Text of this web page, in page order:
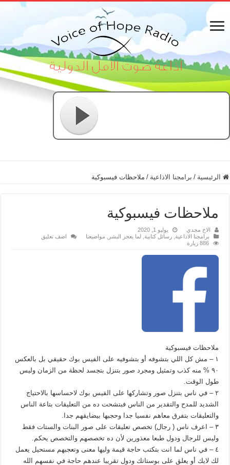
الرئيسية / برامجنا الاذاعية / ملاحظات فيسبوكية
ملاحظات فيسبوكية
الاخ مجدي
يوليو 1, 2020
برامجنا الاذاعية ,رسائل كتابية ,لما يعجز البشر مواضيعنا
اضف تعليق
886 زيارة
ملاحظات فيسبوكية
١ – مش كل اللي بتشوفه أو بتشوفيه على الفيس بوك حقيقي بل بالعكس
٩٠ % منه كذب وتمثيل ومجرد صور بتنزل بتجسد لحظة من الزمان وليس
طول الوقت.
٢ – في ناس بتنزل صور وتشاركها على الفيس بوك لاحساسها بالاحتياج
الشديد للمدح والتقدير من الناس فبتشحت ده من التعليقات بتاعة الناس
والتعليقات بتفرق معاهم نفسيا جدا وحجبها بيضايقهم جدا.
٣ – اعرف ناس ( رجال) تخصص تعليقات على صور البنات والستات فقط
وليس للرجال ودول طبعا معذورين لأن ده تخصصهم والتخصص يحكم.
٤ – في ناس لما انت بتكتب حاجة قيمة وليها معنى وتعجبهم مستحيل يعمل
لك لايك أو يعلق على بوستاتك ودول تقريبا عندهم حاجة في نفسهم الله